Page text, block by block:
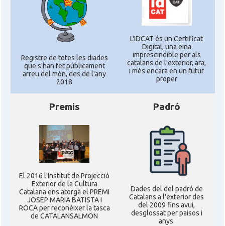
Registre de totes les diades
que s'han fet públicament
arreu del món, des de l'any
2018
L'IDCAT és un Certificat
Digital, una eina
imprescindible per als
catalans de l'exterior, ara,
i més encara en un futur
proper
Premis
El 2016 l'Institut de Projecció
Exterior de la Cultura
Catalana ens atorgà el PREMI
JOSEP MARIA BATISTA I
ROCA per reconéixer la tasca
de CATALANSALMON
Padró
Dades del del padró de
Catalans a l'exterior des
del 2009 fins avui,
desglossat per paisos i
anys.